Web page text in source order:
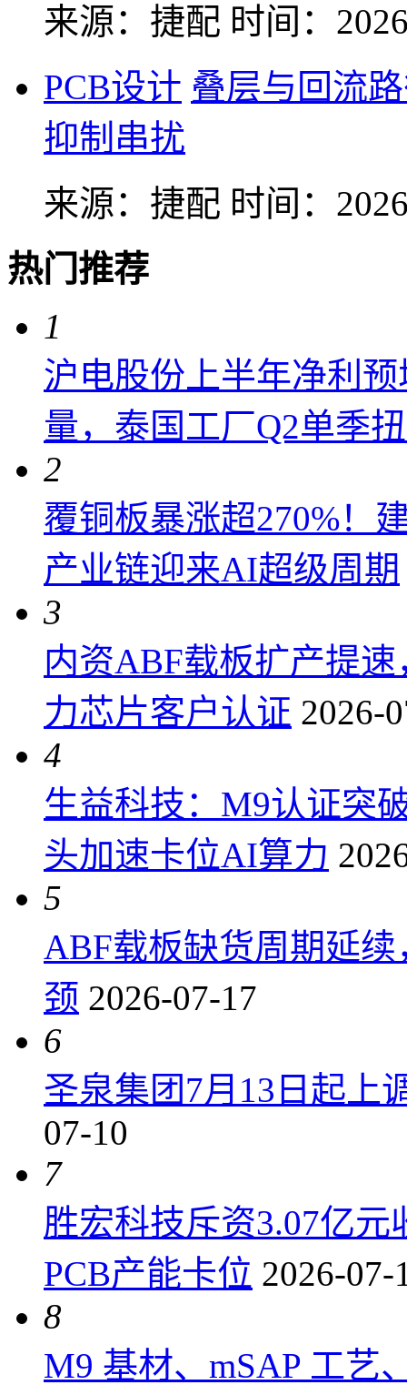
来源：捷配 时间：
PCB设计 叠层与回流
抑制串扰
来源：捷配 时间：
热门推荐
1
沪电股份上半年净利
量，泰国工厂Q2单季
2
覆铜板暴涨超270%！
产业链迎来AI超级周期
3
内资ABF载板扩产提
力芯片客户认证 2026-
4
生益科技：M9认证突
头加速卡位AI算力
5
ABF载板缺货周期延
颈 2026-07-17
6
圣泉集团7月13日起上
07-10
7
胜宏科技斥资3.07亿
PCB产能卡位 2026-07-
8
M9 基材、mSAP 工艺